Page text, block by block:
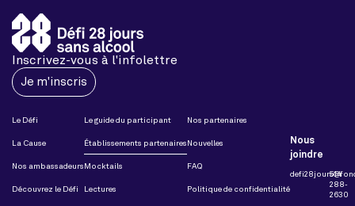
Inscrivez-vous à l'infolettre
Je m'inscris
Le Défi
La Cause
Nos ambassadeurs
Découvrez le Défi
Le guide du participant
Établissements partenaires
Mocktails
Lectures
Nos partenaires
Nouvelles
FAQ
Politique de confidentialité
Nous
joindre
514
288-
2630